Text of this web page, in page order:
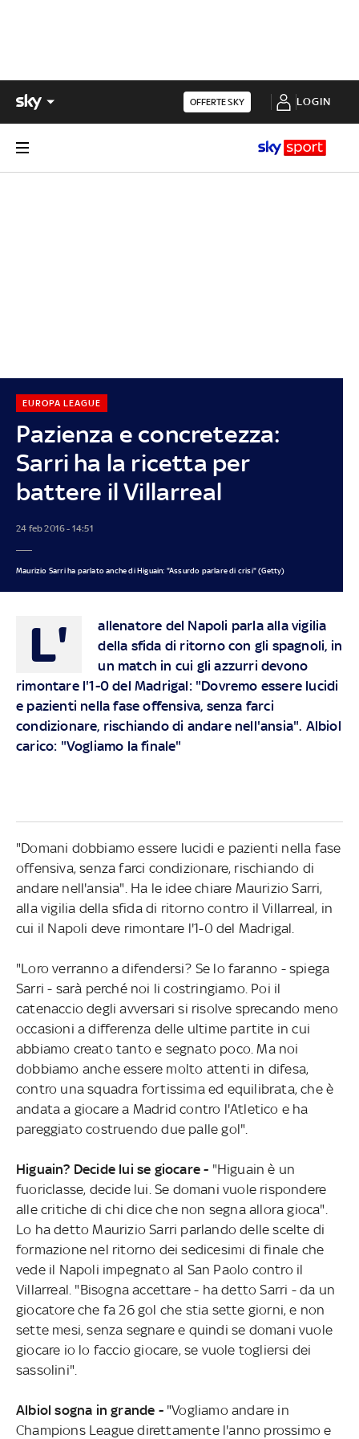
OFFERTE SKY LOGIN
Pazienza e concretezza:
Sarri ha la ricetta per
battere il Villarreal
EUROPA LEAGUE
24 feb 2016 - 14:51
Maurizio Sarri ha parlato anche di Higuain: "Assurdo parlare di crisi" (Getty)
L'
allenatore del Napoli parla alla vigilia
della sfida di ritorno con gli spagnoli, in
un match in cui gli azzurri devono
rimontare l'1-0 del Madrigal: "Dovremo essere lucidi
e pazienti nella fase offensiva, senza farci
condizionare, rischiando di andare nell'ansia". Albiol
carico: "Vogliamo la finale"
"Domani dobbiamo essere lucidi e pazienti nella fase
offensiva, senza farci condizionare, rischiando di
andare nell'ansia". Ha le idee chiare Maurizio Sarri,
alla vigilia della sfida di ritorno contro il Villarreal, in
cui il Napoli deve rimontare l'1-0 del Madrigal.
"Loro verranno a difendersi? Se lo faranno - spiega
Sarri - sarà perché noi li costringiamo. Poi il
catenaccio degli avversari si risolve sprecando meno
occasioni a differenza delle ultime partite in cui
abbiamo creato tanto e segnato poco. Ma noi
dobbiamo anche essere molto attenti in difesa,
contro una squadra fortissima ed equilibrata, che è
andata a giocare a Madrid contro l'Atletico e ha
pareggiato costruendo due palle gol".
Higuain? Decide lui se giocare - "Higuain è un
fuoriclasse, decide lui. Se domani vuole rispondere
alle critiche di chi dice che non segna allora gioca".
Lo ha detto Maurizio Sarri parlando delle scelte di
formazione nel ritorno dei sedicesimi di finale che
vede il Napoli impegnato al San Paolo contro il
Villarreal. "Bisogna accettare - ha detto Sarri - da un
giocatore che fa 26 gol che stia sette giorni, e non
sette mesi, senza segnare e quindi se domani vuole
giocare io lo faccio giocare, se vuole togliersi dei
sassolini".
Albiol sogna in grande -"Vogliamo andare in
Champions League direttamente l'anno prossimo e